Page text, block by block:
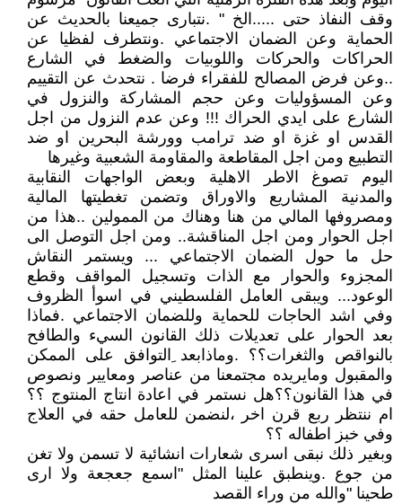
وقف النفاذ حتى .....الخ " .نتبارى جميعنا بالحديث عن
الحماية وعن الضمان الاجتماعي .ونتطرف لفظيا عن
الحراكات والحركات واللوبيات والضغط في الشارع
..وعن فرض المصالح للفقراء فرضا . نتحدث عن التقييم
وعن المسؤوليات وعن حجم المشاركة والنزول في
الشارع على ايدي الحراك !!! وعن عدم النزول من اجل
القدس او غزة او ضد ترامب وورشة البحرين او ضد
التطبيع ومن اجل المقاطعة والمقاومة الشعبية وغيرها
اليوم تصوغ الاطر الاهلية وبعض الواجهات النقابية
والمدنية المشاريع والاوراق وتضمن تغطيتها المالية
ومصروفها المالي من هنا وهناك من الممولين ..هذا من
اجل الحوار ومن اجل المناقشة.. ومن اجل التوصل الى
حل ما حول الضمان الاجتماعي ... ويستمر النقاش
المجزوء والحوار مع الذات وتسجيل المواقف وقطع
الوعود... ويبقى العامل الفلسطيني في اسوأ الظروف
وفي اشد الحاجات للحماية وللضمان الاجتماعي .فماذا
بعد الحوار على تعديلات ذلك القانون السيء والطافح
بالنواقص والثغرات؟؟ .وماذابعد ِالتوافق على الممكن
والمقبول ومايريده مجتمعنا من عناصر ومعايير ونصوص
في هذا القانون؟؟هل نستمر في اعادة انتاج المنتوج ؟؟
ام ننتظر ربع قرن اخر ،لنضمن للعامل حقه في العلاج
وفي خبز اطفاله ؟؟
وبغير ذلك نبقى اسرى شعارات انشائية لا تسمن ولا تغن
من جوع .وينطبق علينا المثل "اسمع جعجعة ولا ارى
طحينا "والله من وراء القصد